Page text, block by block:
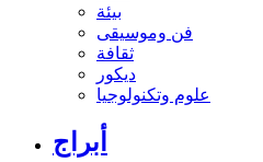
بيئة
فن وموسيقى
ثقافة
ديكور
علوم وتكنولوجيا
أبراج